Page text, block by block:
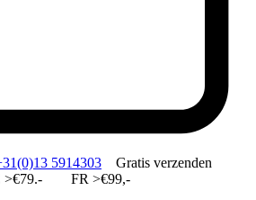
5914303 Gratis verzenden
>€79.- FR >€99,-